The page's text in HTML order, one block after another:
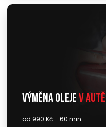
Výměna oleje v autě
od 990 Kč 60 min